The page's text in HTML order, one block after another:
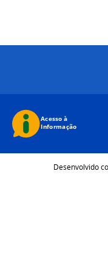
Desenvolvido